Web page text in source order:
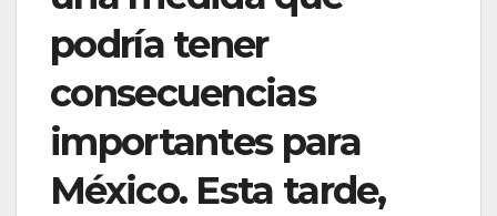
podría tener
consecuencias
importantes para
México. Esta tarde,